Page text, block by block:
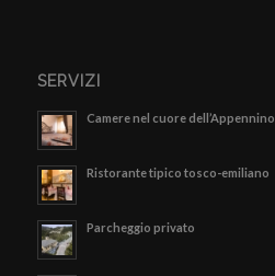
SERVIZI
Camere nel cuore dell’Appennino
Ristorante tipico tosco-emiliano
Parcheggio privato